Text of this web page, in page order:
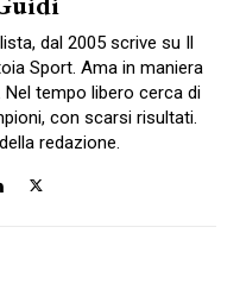
dal 2005 scrive su Il
Sport. Ama in maniera
tempo libero cerca di
con scarsi risultati.
redazione.